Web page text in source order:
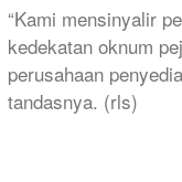
“Kami mensinyalir
kedekatan oknum
perusahaan
tandasnya. (rls)